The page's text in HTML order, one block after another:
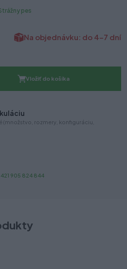
pes
Na objednávku: do 4-7 dní
Vložiť do košíka
rozmery, konfiguráciu,
905 824 844